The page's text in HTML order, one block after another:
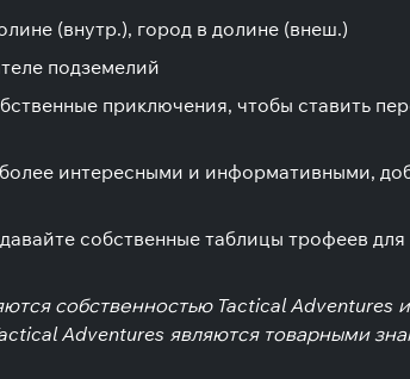
(внутр.), город в долине (внеш.)
подземелий
приключения, чтобы ставить
интересными и информативными,
собственные таблицы трофеев
собственностью Tactical Adventures
Adventures являются товарными